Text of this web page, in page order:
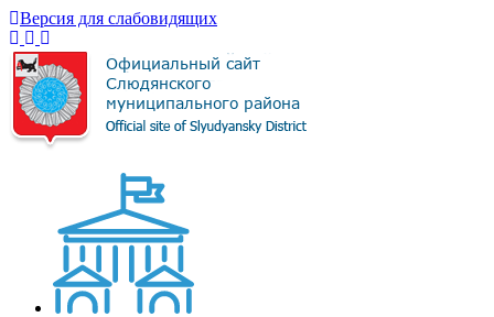
Версия для слабовидящих